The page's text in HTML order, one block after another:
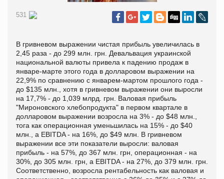
531
В гривневом выражении чистая прибыль увеличилась в
2,45 раза - до 299 млн. грн. Девальвация украинской
национальной валюты привела к падению продаж в
январе-марте этого года в долларовом выражении на
22,9% по сравнению с январем-мартом прошлого года -
до $135 млн., хотя в гривневом выражении они выросли
на 17,7% - до 1,039 млрд. грн. Валовая прибыль
"Мироновского хлебопродукта" в первом квартале в
долларовом выражении возросла на 3% - до $48 млн.,
тога как операционная уменьшилась на 15% - до $40
млн., а EBITDA - на 16%, до $49 млн. В гривневом
выражении все эти показатели выросли: валовая
прибыль - на 57%, до 367 млн. грн, операционная - на
30%, до 305 млн. грн, а EBITDA - на 27%, до 379 млн. грн.
Соответственно, возросла рентабельность как валовая и